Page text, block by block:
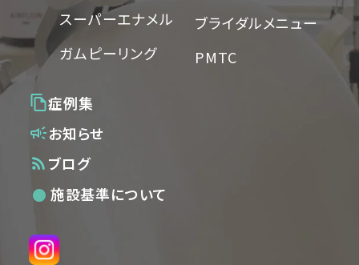
スーパーエナメル
ガムピーリング
ブライダルメニュー
PMTC
症例集
お知らせ
ブログ
● 施設基準について